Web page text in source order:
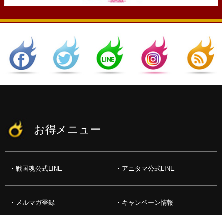
お得メニュー
戦国魂公式LINE アニタマ公式LINE
メルマガ登録 キャンペーン情報